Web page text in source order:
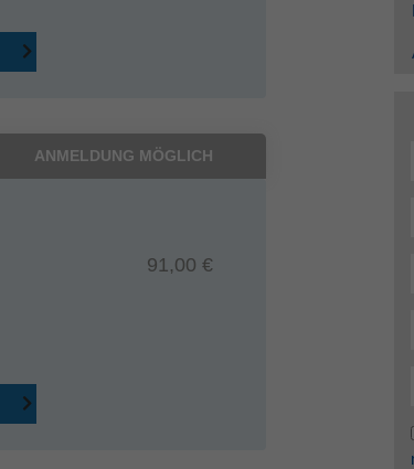
ANMELDUNG MÖGLICH
91,00 €